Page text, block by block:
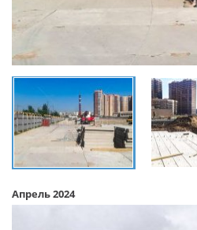
Апрель 2024